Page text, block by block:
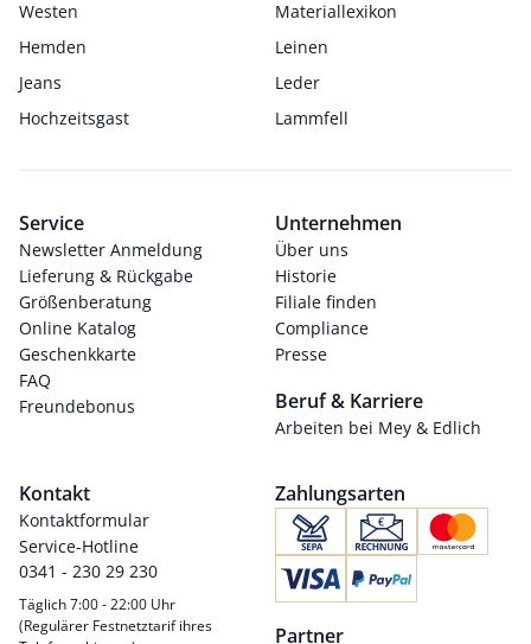
Westen
Materiallexikon
Hemden
Leinen
Jeans
Leder
Hochzeitsgast
Lammfell
Service
Newsletter Anmeldung
Lieferung & Rückgabe
Größenberatung
Online Katalog
Geschenkkarte
FAQ
Freundebonus
Unternehmen
Über uns
Historie
Filiale finden
Compliance
Presse
Beruf & Karriere
Arbeiten bei Mey & Edlich
Kontakt
Kontaktformular
Service-Hotline
0341 - 230 29 230
Täglich 7:00 - 22:00 Uhr
(Regulärer Festnetztarif ihres
Zahlungsarten
Partner